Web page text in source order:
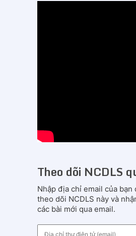
Theo dõi NCDLS
Nhập địa chỉ email của bạn
theo dõi NCDLS này và
các bài mới qua email.